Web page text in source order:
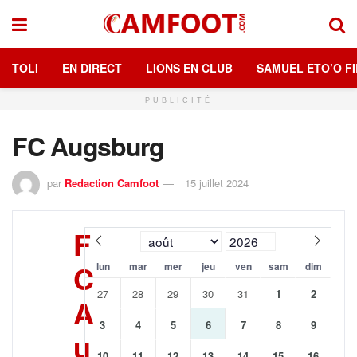
TOLI EN DIRECT LIONS EN CLUB SAMUEL ETO’O
PUBLICITÉ
FC Augsburg
par Redaction Camfoot 15 juillet 2024
F
C
A
u
lun mar mer jeu ven sam dim
27 28 29 30 31 1 2
3 4 5 6 7 8 9